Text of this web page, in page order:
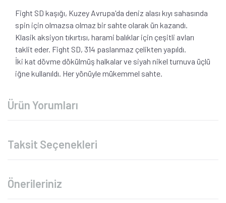
Fight SD kaşığı, Kuzey Avrupa'da deniz alası kıyı sahasında
spin için olmazsa olmaz bir sahte olarak ün kazandı.
Klasik aksiyon tıkırtısı, harami balıklar için çeşitli avları
taklit eder. Fight SD, 314 paslanmaz çelikten yapıldı.
İki kat dövme dökülmüş halkalar ve siyah nikel turnuva üçlü
iğne kullanıldı. Her yönüyle mükemmel sahte.
Ürün Yorumları
Taksit Seçenekleri
Önerileriniz